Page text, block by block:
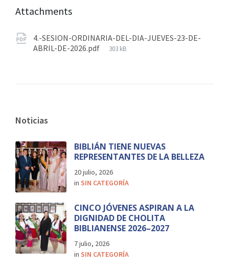
Attachments
4.-SESION-ORDINARIA-DEL-DIA-JUEVES-23-DE-
ABRIL-DE-2026.pdf
303 kB
Noticias
BIBLIÁN TIENE NUEVAS
REPRESENTANTES DE LA BELLEZA
20 julio, 2026
in SIN CATEGORÍA
CINCO JÓVENES ASPIRAN A LA
DIGNIDAD DE CHOLITA
BIBLIANENSE 2026–2027
7 julio, 2026
in SIN CATEGORÍA